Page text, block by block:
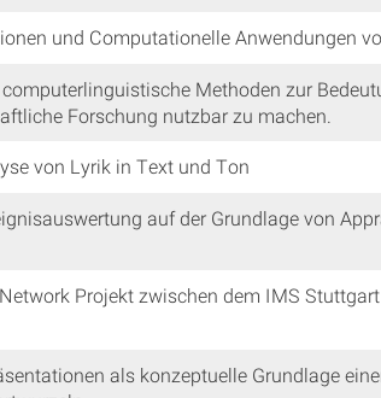
und Computationelle Anwendungen
Methoden zur
Forschung nutzbar zu machen.
von Lyrik in Text und Ton
auf der Grundlage von
Projekt zwischen dem IMS
als konzeptuelle Grundlage